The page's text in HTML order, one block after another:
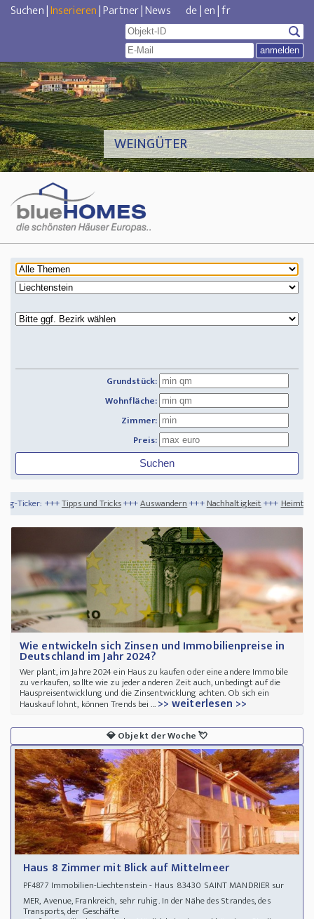
Suchen|Inserieren|Partner|News de|en|fr
WEINGÜTER
Grundstück:
Wohnfläche:
Zimmer:
Preis:
und Tricks +++Auswandern+++Nachhaltigkeit+++Heimtextilien - nachhaltig
Wie entwickeln sich Zinsen und Immobilienpreise in
Deutschland im Jahr 2024?
Wer plant, im Jahre 2024 ein Haus zu kaufen oder eine andere Immobile
zu verkaufen, sollte wie zu jeder anderen Zeit auch, unbedingt auf die
Hauspreisentwicklung und die Zinsentwicklung achten. Ob sich ein
Hauskauf lohnt, können Trends bei ...>> weiterlesen >>
💎Objekt der Woche💘
Haus 8 Zimmer mit Blick auf Mittelmeer
PF4877 Immobilien-Liechtenstein - Haus 83430 SAINT MANDRIER sur
MER, Avenue, Frankreich, sehr ruhig. In der Nähe des Strandes, des
Transports, der Geschäfte